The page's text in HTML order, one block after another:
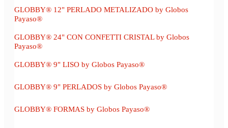
GLOBBY® 12" PERLADO METALIZADO by Globos
Payaso®
GLOBBY® 24" CON CONFETTI CRISTAL by Globos
Payaso®
GLOBBY® 9" LISO by Globos Payaso®
GLOBBY® 9" PERLADOS by Globos Payaso®
GLOBBY® FORMAS by Globos Payaso®